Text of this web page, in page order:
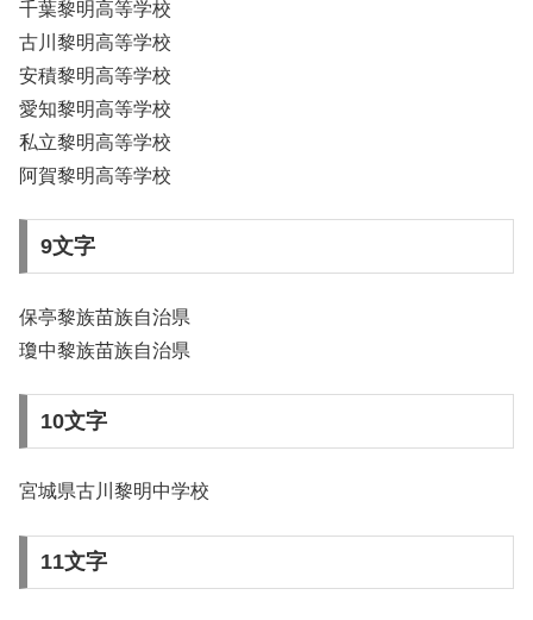
千葉黎明高等学校
古川黎明高等学校
安積黎明高等学校
愛知黎明高等学校
私立黎明高等学校
阿賀黎明高等学校
9文字
保亭黎族苗族自治県
瓊中黎族苗族自治県
10文字
宮城県古川黎明中学校
11文字